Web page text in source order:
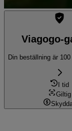
Viagogo-
Din beställning är
I tid
Giltig